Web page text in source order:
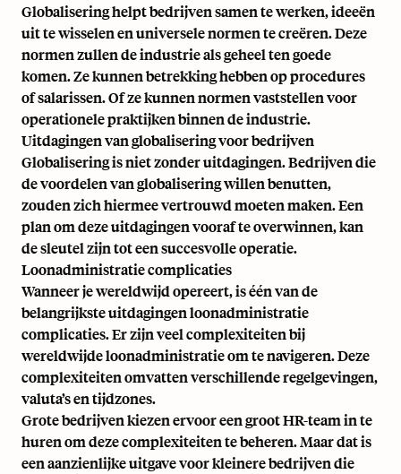
Globalisering helpt bedrijven samen te werken, ideeën
uit te wisselen en universele normen te creëren. Deze
normen zullen de industrie als geheel ten goede
komen. Ze kunnen betrekking hebben op procedures
of salarissen. Of ze kunnen normen vaststellen voor
operationele praktijken binnen de industrie.
Uitdagingen van globalisering voor bedrijven
Globalisering is niet zonder uitdagingen. Bedrijven die
de voordelen van globalisering willen benutten,
zouden zich hiermee vertrouwd moeten maken. Een
plan om deze uitdagingen vooraf te overwinnen, kan
de sleutel zijn tot een succesvolle operatie.
Loonadministratie complicaties
Wanneer je wereldwijd opereert, is één van de
belangrijkste uitdagingen loonadministratie
complicaties. Er zijn veel complexiteiten bij
wereldwijde loonadministratieom te navigeren. Deze
complexiteiten omvatten verschillende regelgevingen,
valuta’s en tijdzones.
Grote bedrijven kiezen ervoor een groot HR-team in te
huren om deze complexiteiten te beheren. Maar dat is
een aanzienlijke uitgave voor kleinere bedrijven die